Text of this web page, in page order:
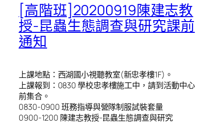
[高階班]20200919陳建志教
授-昆蟲生態調查與研究課前
通知
上課地點：西湖國小視聽教室(新忠孝樓1F)。
上課報到：0830 學校忠孝樓施工中，請到活動中心
前集合。
0830-0900 班務指導與營隊制服試裝套量
0900-1200 陳建志教授-昆蟲生態調查與研究